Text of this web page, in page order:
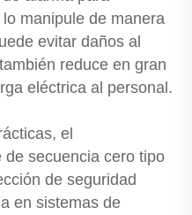
manipule de manera
evitar daños al
reduce en gran
eléctrica al personal.
el
secuencia cero tipo
de seguridad
en sistemas de